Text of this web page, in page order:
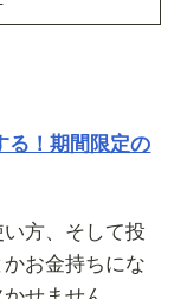
る！期間限定の
方、そして投
お金持ちにな